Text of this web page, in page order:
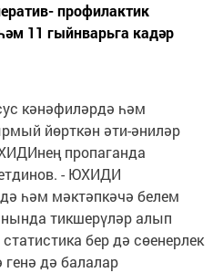
профилактик
11 гыйнварьга кадәр
кәнәфиләрдә һәм
йөрткән әти-әниләр
пропаганда
- ЮХИДИ
һәм мәктәпкәчә белем
тикшерүләр алып
бер дә сөенерлек
дә балалар